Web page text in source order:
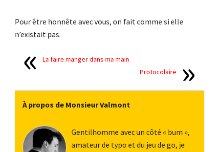
Pour être honnête avec vous, on fait comme si elle
n’existait pas.
La faire manger dans ma main
Protocolaire
À propos de Monsieur Valmont
Gentilhomme avec un côté « bum »,
amateur de typo et du jeu de go, je